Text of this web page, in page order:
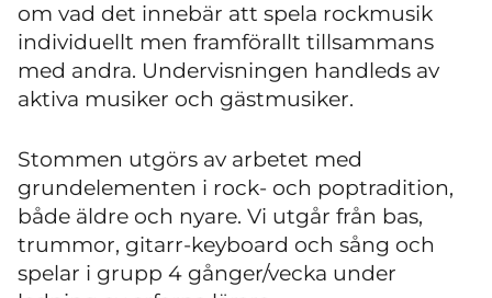
om vad det innebär att spela rockmusik
individuellt men framförallt tillsammans
med andra. Undervisningen handleds av
aktiva musiker och gästmusiker.
Stommen utgörs av arbetet med
grundelementen i rock- och poptradition,
både äldre och nyare. Vi utgår från bas,
trummor, gitarr-keyboard och sång och
spelar i grupp 4 gånger/vecka under